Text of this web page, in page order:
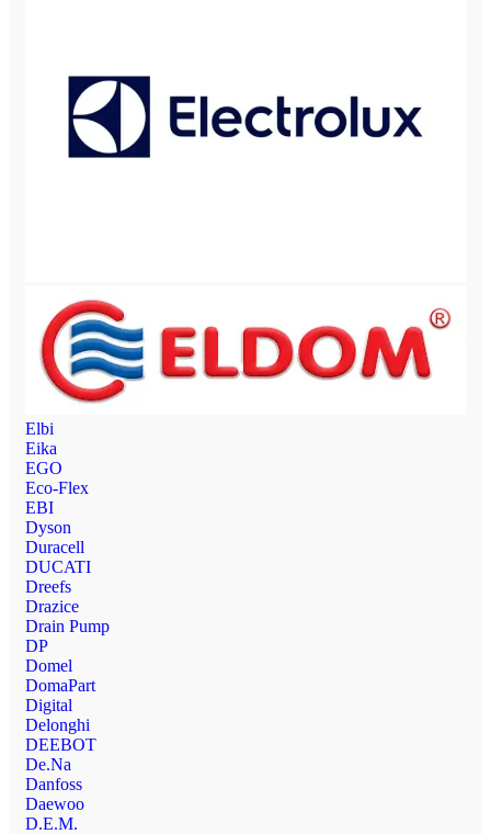
Elbi
Eika
EGO
Eco-Flex
EBI
Dyson
Duracell
DUCATI
Dreefs
Drazice
Drain Pump
DP
Domel
DomaPart
Digital
Delonghi
DEEBOT
De.Na
Danfoss
Daewoo
D.E.M.